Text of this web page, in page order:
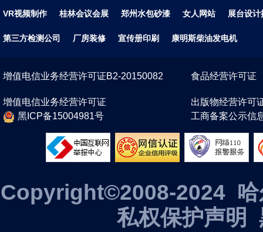
VR视频制作 桂林会议会展 郑州水包砂漆 女人网站 展台设计
第三方检测公司 厂房装修 宣传册印刷 康明斯柴油发电机
增值电信业务经营许可证B2-20150082 食品经营许可证
增值电信业务经营许可证
出版物经营许可
黑ICP备15004981号
工商备案公示信
Copyright©2008-2024 哈
私权保护声明